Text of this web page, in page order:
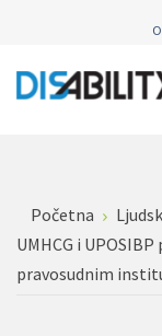
Početna
UMHCG i
pravosudnim